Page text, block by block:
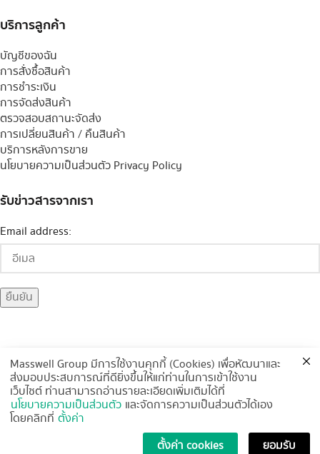
บริการลูกค้า
บัญชีของฉัน
การสั่งซื้อสินค้า
การชำระเงิน
การจัดส่งสินค้า
ตรวจสอบสถานะจัดส่ง
การเปลี่ยนสินค้า / คืนสินค้า
บริการหลังการขาย
นโยบายความเป็นส่วนตัว Privacy Policy
รับข่าวสารจากเรา
Email address:
ช่องทางการจัดส่ง
2019 Masswell Chemical Group Co., Ltd. All rights
Masswell Group มีการใช้งานคุกกี้ (Cookies) เพื่อหัฒนาและ
ส่งมอบประสบการณ์ที่ดียิ่งขึ้นให้แก่ท่านในการเข้าใช้งาน
เว็บไซต์ ท่านสามารถอ่านรายละเอียดเพิ่มเติมได้ที่
นโยบายความเป็นส่วนตัว และจัดการความเป็นส่วนตัวได้เอง
โดยคลิกที่ ตั้งค่า
ตั้งค่า cookies
ยอมรับ